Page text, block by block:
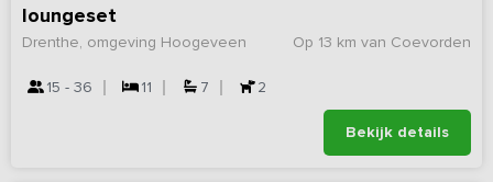
loungeset
Op 13 km van Coevorden
Drenthe, omgeving Hoogeveen
15 - 36 11 7 2
Bekijk details